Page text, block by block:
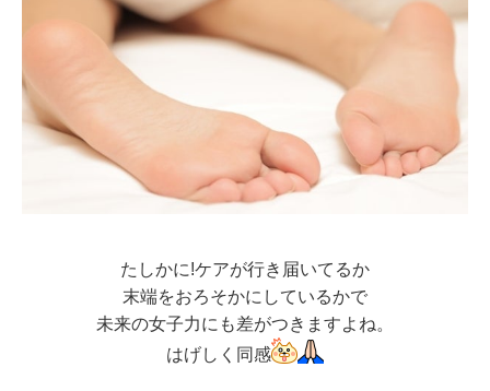
たしかに!ケアが行き届いてるか
末端をおろそかにしているかで
未来の女子力にも差がつきますよね。
はげしく同感